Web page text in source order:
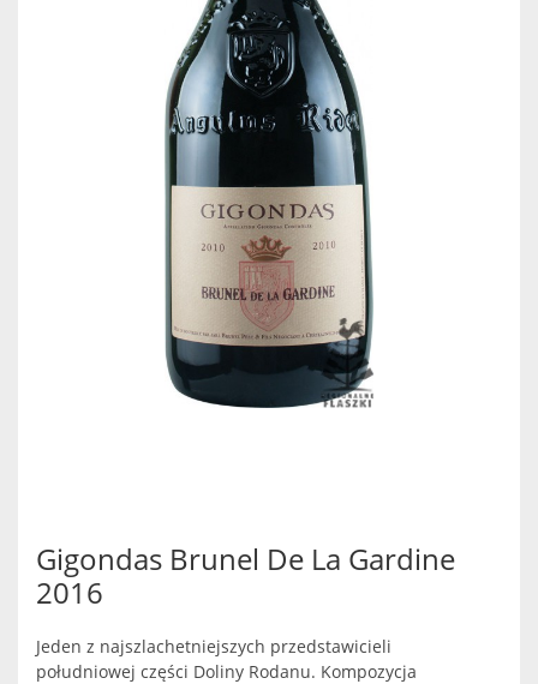
Gigondas Brunel De La Gardine
2016
Jeden z najszlachetniejszych przedstawicieli
południowej części Doliny Rodanu. Kompozycja